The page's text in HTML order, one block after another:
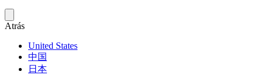
Atrás
United States
中国
日本